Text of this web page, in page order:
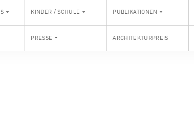
KINDER / SCHULE PUBLIKATIONEN
PRESSE ARCHITEKTURPREIS